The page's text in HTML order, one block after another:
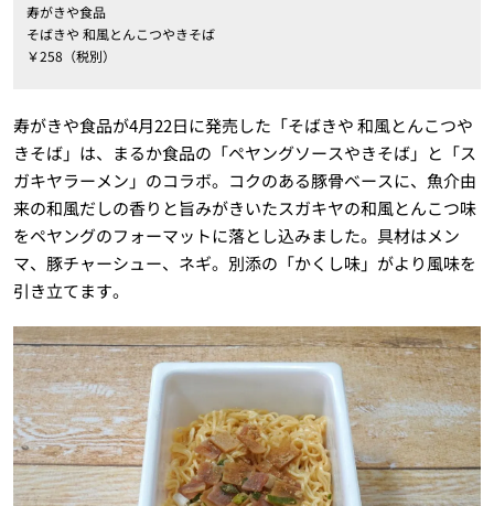
寿がきや食品
そばきや 和風とんこつやきそば
￥258（税別）
寿がきや食品が4月22日に発売した「そばきや 和風とんこつや
きそば」は、まるか食品の「ペヤングソースやきそば」と「ス
ガキヤラーメン」のコラボ。コクのある豚骨ベースに、魚介由
来の和風だしの香りと旨みがきいたスガキヤの和風とんこつ味
をペヤングのフォーマットに落とし込みました。具材はメン
マ、豚チャーシュー、ネギ。別添の「かくし味」がより風味を
引き立てます。